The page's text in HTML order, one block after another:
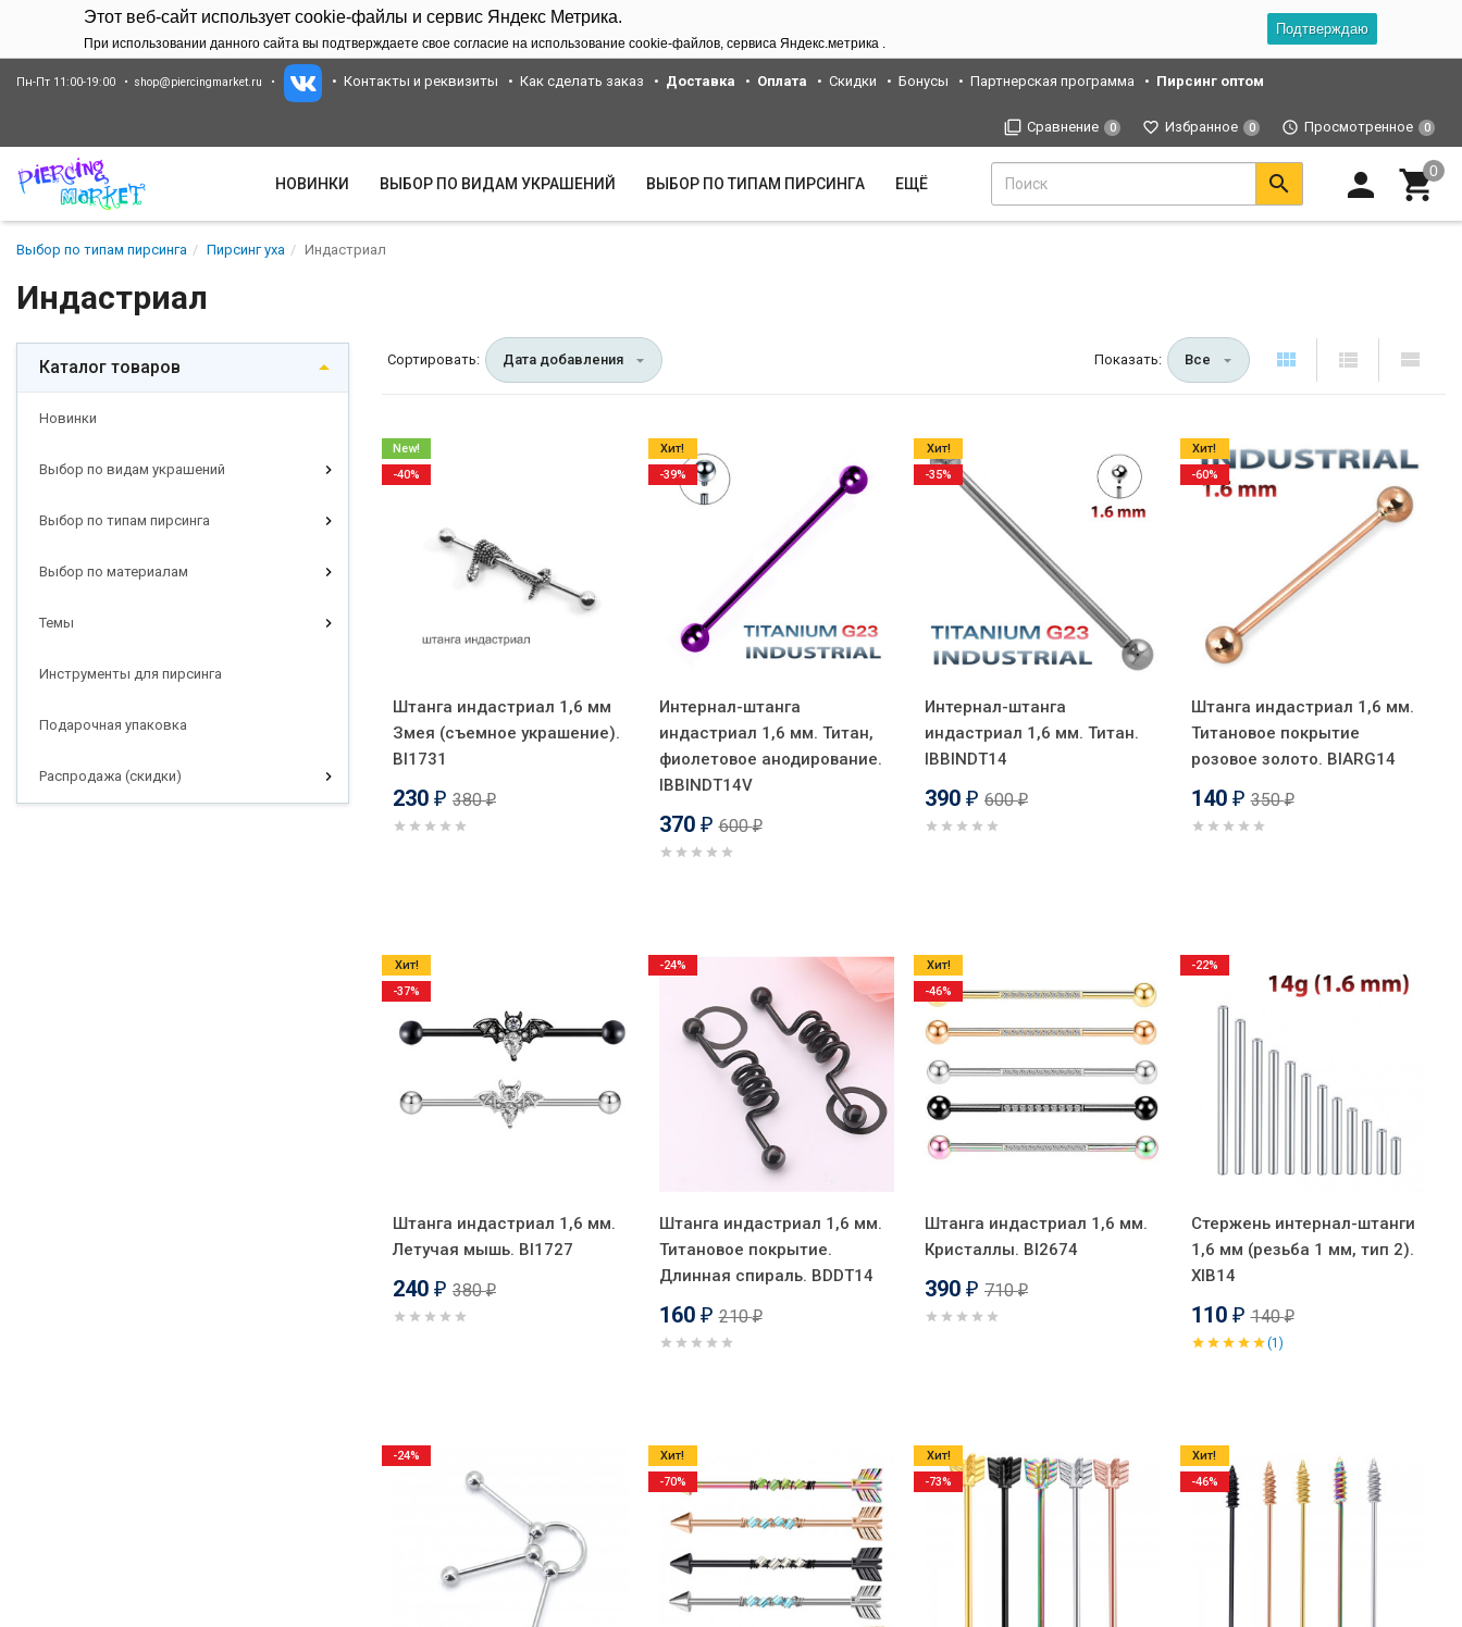
Этот веб-сайт использует cookie-файлы и сервис Яндекс Метрика.
При использовании данного сайта вы подтверждаете свое согласие на использование cookie-файлов, сервиса Яндекс.метрика .
Подтверждаю
Пн-Пт 11:00-19:00 shop@piercingmarket.ru Контакты и реквизиты Как сделать заказ Доставка Оплата Скидки Бонусы Партнерская программа Пирсинг оптом
Сравнение 0 Избранное 0 Просмотренное 0
НОВИНКИ ВЫБОР ПО ВИДАМ УКРАШЕНИЙ ВЫБОР ПО ТИПАМ ПИРСИНГА ЕЩЁ
Выбор по типам пирсинга Пирсинг уха Индастриал
Индастриал
Каталог товаров
Новинки
Выбор по видам украшений
Выбор по типам пирсинга
Выбор по материалам
Темы
Инструменты для пирсинга
Подарочная упаковка
Распродажа (скидки)
Сортировать: Дата добавления Показать: Все
Штанга индастриал 1,6 мм
Змея (съемное украшение).
BI1731
230 ₽ 380₽
New!
-40%
Интернал-штанга
индастриал 1,6 мм. Титан,
фиолетовое анодирование.
IBBINDT14V
370 ₽ 600₽
Хит!
-39%
Интернал-штанга
индастриал 1,6 мм. Титан.
IBBINDT14
390 ₽ 600₽
Хит!
-35%
Штанга индастриал 1,6 мм.
Титановое покрытие
розовое золото. BIARG14
140 ₽ 350₽
Хит!
-60%
Штанга индастриал 1,6 мм.
Летучая мышь. BI1727
240 ₽ 380₽
Хит!
-37%
Штанга индастриал 1,6 мм.
Титановое покрытие.
Длинная спираль. BDDT14
160 ₽ 210₽
-24%
Штанга индастриал 1,6 мм.
Кристаллы. BI2674
390 ₽ 710₽
Хит!
-46%
Стержень интернал-штанги
1,6 мм (резьба 1 мм, тип 2).
XIB14
110 ₽ 140₽
(1)
-22%
-24%
Хит!
-70%
Хит!
-73%
Хит!
-46%